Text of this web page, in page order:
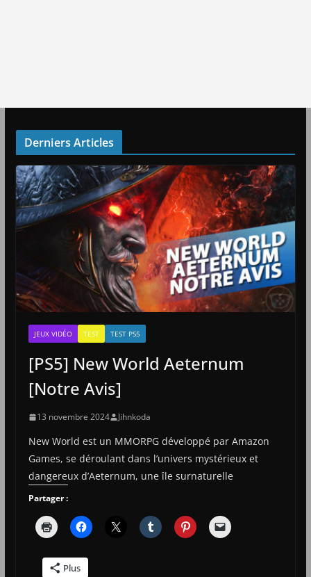
Derniers Articles
JEUX VIDÉO TEST TEST PS5
[PS5] New World Aeternum
[Notre Avis]
13 novembre 2024 Jihnkoda
New World est un MMORPG développé par Amazon
Games, se déroulant dans l’univers mystérieux et
dangereux d’Aeternum, une île surnaturelle
Partager :
Plus